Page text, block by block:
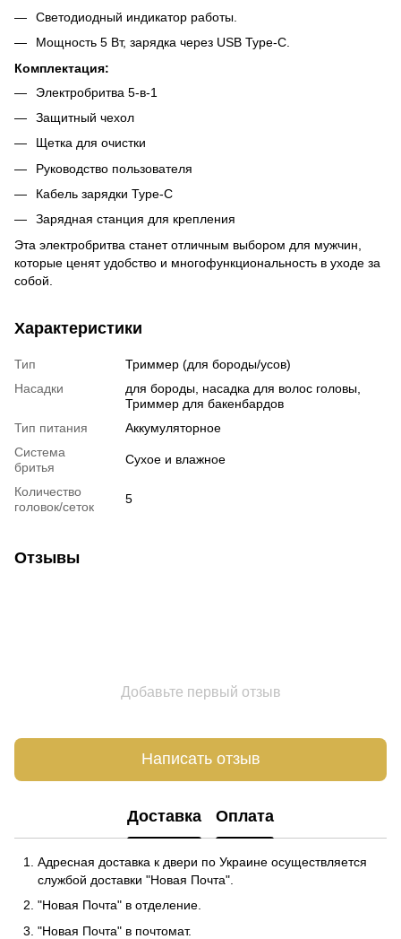
Светодиодный индикатор работы.
Мощность 5 Вт, зарядка через USB Type-C.
Комплектация:
Электробритва 5-в-1
Защитный чехол
Щетка для очистки
Руководство пользователя
Кабель зарядки Type-C
Зарядная станция для крепления
Эта электробритва станет отличным выбором для мужчин,
которые ценят удобство и многофункциональность в уходе за
собой.
Характеристики
Тип
Триммер (для бороды/усов)
Насадки
для бороды, насадка для волос головы,
Триммер для бакенбардов
Тип питания
Аккумуляторное
Система
бритья
Сухое и влажное
Количество
головок/сеток
5
Отзывы
Добавьте первый отзыв
Написать отзыв
Доставка Оплата
Адресная доставка к двери по Украине осуществляется
службой доставки "Новая Почта".
"Новая Почта" в отделение.
"Новая Почта" в почтомат.